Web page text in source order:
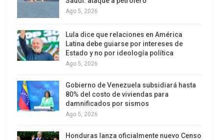
Ago 5, 2026
Lula dice que relaciones en América
Latina debe guiarse por intereses de
Estado y no por ideología política
Ago 5, 2026
Gobierno de Venezuela subsidiará hasta
80% del costo de viviendas para
damnificados por sismos
Ago 5, 2026
Honduras lanza oficialmente nuevo Censo